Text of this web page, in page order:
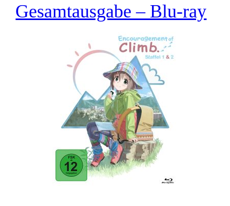
Gesamtausgabe – Blu-ray